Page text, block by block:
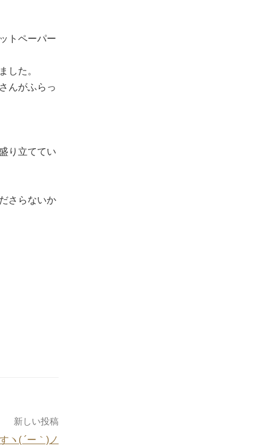
トペーパー
した。
んがふらっ
り立ててい
さらないか
新しい投稿
ヽ( ´ー｀)ノ